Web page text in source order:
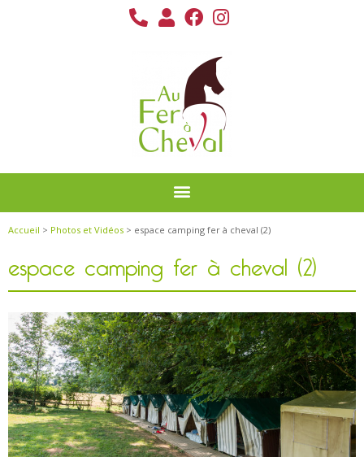
Accueil > Photos et Vidéos > espace camping fer à cheval (2)
espace camping fer à cheval (2)